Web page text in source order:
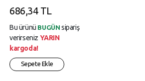
686,34 TL
Bu ürünü BUGÜN sipariş
verirseniz YARIN
kargoda!
Sepete Ekle